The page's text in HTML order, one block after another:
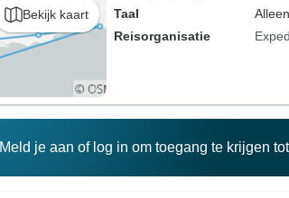
Bekijk kaart
Taal
Reisorganisatie
Meld je aan of log in om toegang te krijgen